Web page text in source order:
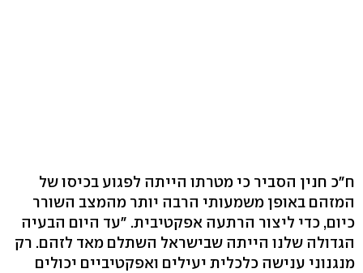
ח"כ חנין הסביר כי מטרתו הייתה לפגוע בכיסו של
המזהם באופן משמעותי הרבה יותר מהמצב השורר
כיום, כדי ליצור הרתעה אפקטיבית. "עד היום הבעיה
הגדולה שלנו הייתה שבישראל השתלם מאד לזהם. רק
מנגנוני ענישה כלכלית יעילים ואפקטיביים יכולים